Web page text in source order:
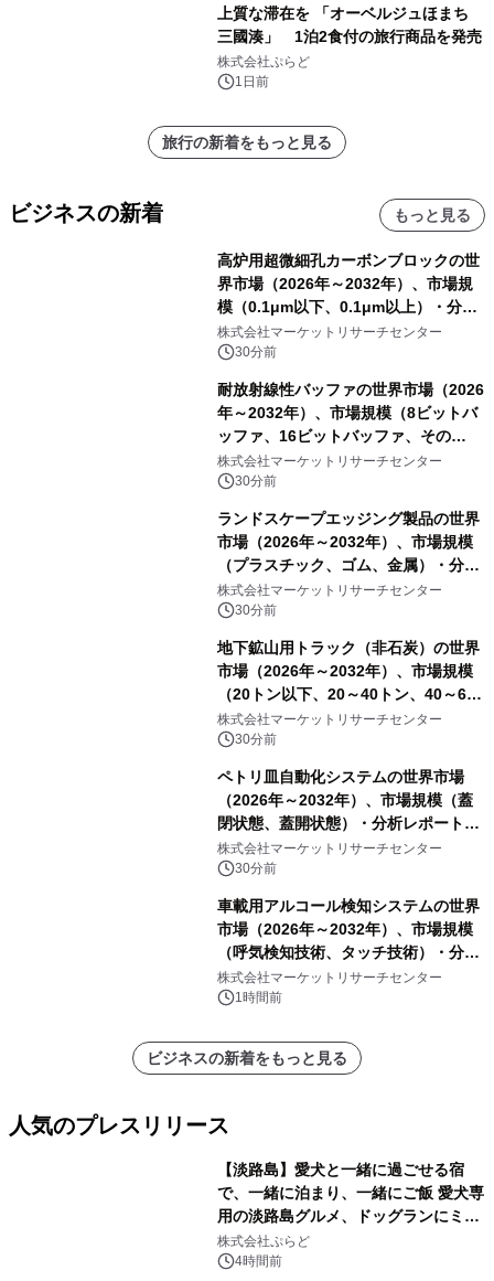
上質な滞在を 「オーベルジュほまち
三國湊」 1泊2食付の旅行商品を発売
株式会社ぷらど
1日前
旅行の新着をもっと見る
ビジネスの新着 もっと見る
高炉用超微細孔カーボンブロックの世
界市場（2026年～2032年）、市場規
模（0.1μm以下、0.1μm以上）・分析
レポートを発表
株式会社マーケットリサーチセンター
30分前
耐放射線性バッファの世界市場（2026
年～2032年）、市場規模（8ビットバ
ッファ、16ビットバッファ、その
他）・分析レポートを発表
株式会社マーケットリサーチセンター
30分前
ランドスケープエッジング製品の世界
市場（2026年～2032年）、市場規模
（プラスチック、ゴム、金属）・分析
レポートを発表
株式会社マーケットリサーチセンター
30分前
地下鉱山用トラック（非石炭）の世界
市場（2026年～2032年）、市場規模
（20トン以下、20～40トン、40～60
トン、60トン超）・分析レポートを発
表
株式会社マーケットリサーチセンター
30分前
ペトリ皿自動化システムの世界市場
（2026年～2032年）、市場規模（蓋
閉状態、蓋開状態）・分析レポートを
発表
株式会社マーケットリサーチセンター
30分前
車載用アルコール検知システムの世界
市場（2026年～2032年）、市場規模
（呼気検知技術、タッチ技術）・分析
レポートを発表
株式会社マーケットリサーチセンター
1時間前
ビジネスの新着をもっと見る
人気のプレスリリース
【淡路島】愛犬と一緒に過ごせる宿
で、一緒に泊まり、一緒にご飯 愛犬専
用の淡路島グルメ、ドッグランにミニ
プール グランピングとトレーラーハウ
スの2施設で
株式会社ぷらど
4時間前